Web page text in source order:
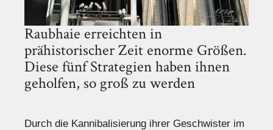
Raubhaie erreichten in
prähistorischer Zeit enorme Größen.
Diese fünf Strategien haben ihnen
geholfen, so groß zu werden
Durch die Kannibalisierung ihrer Geschwister im